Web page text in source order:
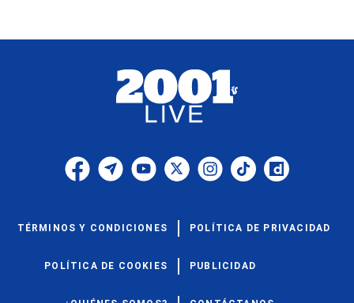
TÉRMINOS Y CONDICIONES POLÍTICA DE PRIVACIDAD
POLÍTICA DE COOKIES PUBLICIDAD